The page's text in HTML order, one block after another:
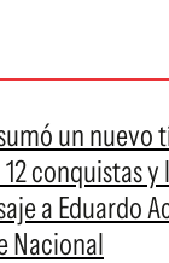
un nuevo
conquistas y
a Eduardo
Nacional